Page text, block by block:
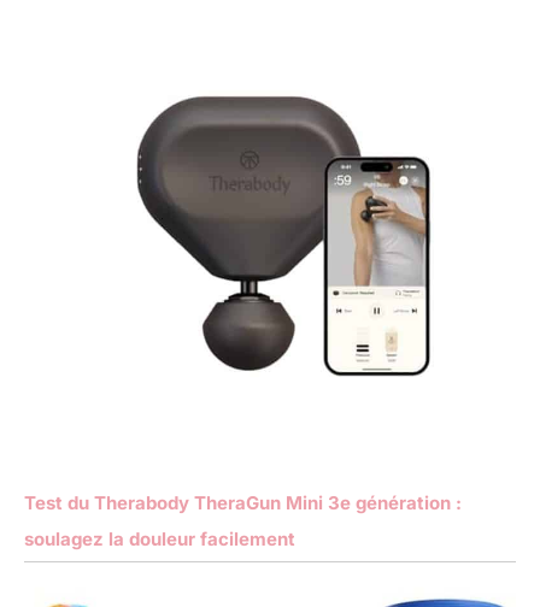
Test du Therabody TheraGun Mini 3e génération :
soulagez la douleur facilement